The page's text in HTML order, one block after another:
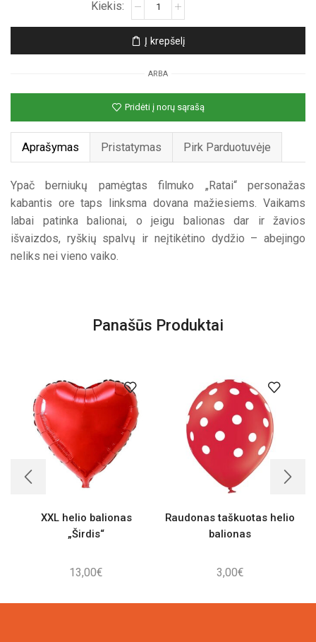
XXL
helio
„Ratai“
Į krepšelį
ARBA
Pridėti į norų sąrašą
Aprašymas Pristatymas Pirk Parduotuvėje
Ypač berniukų pamėgtas filmuko „Ratai“ personažas
kabantis ore taps linksma dovana mažiesiems. Vaikams
labai patinka balionai, o jeigu balionas dar ir žavios
išvaizdos, ryškių spalvų ir neįtikėtino dydžio – abejingo
neliks nei vieno vaiko.
Panašūs Produktai
XXL helio balionas
„Širdis“
13,00€
Raudonas taškuotas helio
balionas
3,00€